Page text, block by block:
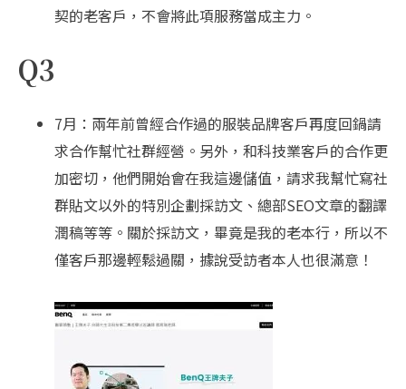
契的老客戶，不會將此項服務當成主力。
Q3
7月：兩年前曾經合作過的服裝品牌客戶再度回鍋請
求合作幫忙社群經營。另外，和科技業客戶的合作更
加密切，他們開始會在我這邊儲值，請求我幫忙寫社
群貼文以外的特別企劃採訪文、總部SEO文章的翻譯
潤稿等等。關於採訪文，畢竟是我的老本行，所以不
僅客戶那邊輕鬆過關，據說受訪者本人也很滿意！